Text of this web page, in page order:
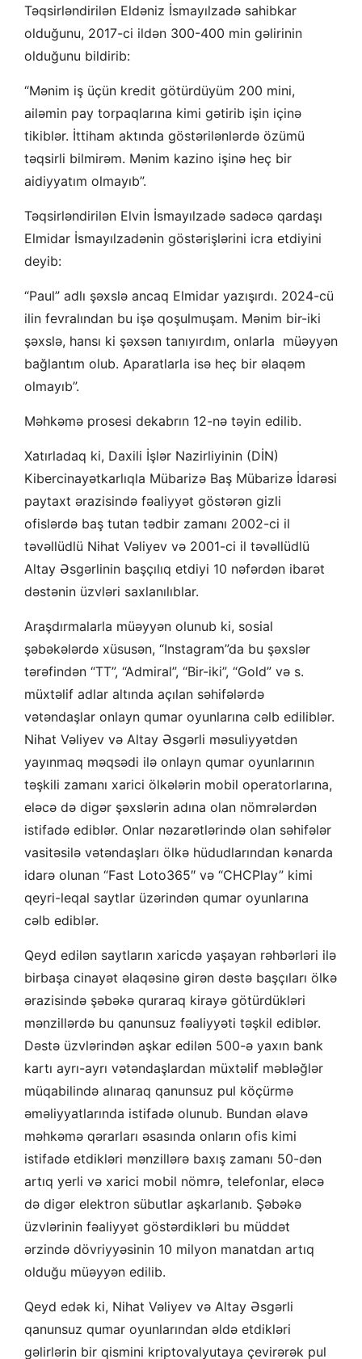
Təqsirləndirilən Eldəniz İsmayılzadə sahibkar
olduğunu, 2017-ci ildən 300-400 min gəlirinin
olduğunu bildirib:
“Mənim iş üçün kredit götürdüyüm 200 mini,
ailəmin pay torpaqlarına kimi gətirib işin içinə
tikiblər. İttiham aktında göstərilənlərdə özümü
təqsirli bilmirəm. Mənim kazino işinə heç bir
aidiyyatım olmayıb”.
Təqsirləndirilən Elvin İsmayılzadə sadəcə qardaşı
Elmidar İsmayılzadənin göstərişlərini icra etdiyini
deyib:
“Paul” adlı şəxslə ancaq Elmidar yazışırdı. 2024-cü
ilin fevralından bu işə qoşulmuşam. Mənim bir-iki
şəxslə, hansı ki şəxsən tanıyırdım, onlarla müəyyən
bağlantım olub. Aparatlarla isə heç bir əlaqəm
olmayıb”.
Məhkəmə prosesi dekabrın 12-nə təyin edilib.
Xatırladaq ki, Daxili İşlər Nazirliyinin (DİN)
Kibercinayətkarlıqla Mübarizə Baş Mübarizə İdarəsi
paytaxt ərazisində fəaliyyət göstərən gizli
ofislərdə baş tutan tədbir zamanı 2002-ci il
təvəllüdlü Nihat Vəliyev və 2001-ci il təvəllüdlü
Altay Əsgərlinin başçılıq etdiyi 10 nəfərdən ibarət
dəstənin üzvləri saxlanılıblar.
Araşdırmalarla müəyyən olunub ki, sosial
şəbəkələrdə xüsusən, “Instagram”da bu şəxslər
tərəfindən “TT”, “Admiral”, “Bir-iki”, “Gold” və s.
müxtəlif adlar altında açılan səhifələrdə
vətəndaşlar onlayn qumar oyunlarına cəlb ediliblər.
Nihat Vəliyev və Altay Əsgərli məsuliyyətdən
yayınmaq məqsədi ilə onlayn qumar oyunlarının
təşkili zamanı xarici ölkələrin mobil operatorlarına,
eləcə də digər şəxslərin adına olan nömrələrdən
istifadə ediblər. Onlar nəzarətlərində olan səhifələr
vasitəsilə vətəndaşları ölkə hüdudlarından kənarda
idarə olunan “Fast Loto365″ və “CHCPlay” kimi
qeyri-leqal saytlar üzərindən qumar oyunlarına
cəlb ediblər.
Qeyd edilən saytların xaricdə yaşayan rəhbərləri ilə
birbaşa cinayət əlaqəsinə girən dəstə başçıları ölkə
ərazisində şəbəkə quraraq kirayə götürdükləri
mənzillərdə bu qanunsuz fəaliyyəti təşkil ediblər.
Dəstə üzvlərindən aşkar edilən 500-ə yaxın bank
kartı ayrı-ayrı vətəndaşlardan müxtəlif məbləğlər
müqabilində alınaraq qanunsuz pul köçürmə
əməliyyatlarında istifadə olunub. Bundan əlavə
məhkəmə qərarları əsasında onların ofis kimi
istifadə etdikləri mənzillərə baxış zamanı 50-dən
artıq yerli və xarici mobil nömrə, telefonlar, eləcə
də digər elektron sübutlar aşkarlanıb. Şəbəkə
üzvlərinin fəaliyyət göstərdikləri bu müddət
ərzində dövriyyəsinin 10 milyon manatdan artıq
olduğu müəyyən edilib.
Qeyd edək ki, Nihat Vəliyev və Altay Əsgərli
qanunsuz qumar oyunlarından əldə etdikləri
gəlirlərin bir qismini kriptovalyutaya çevirərək pul